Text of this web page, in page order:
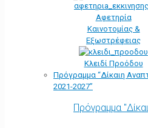
Αφετηρία
Kαινοτομίας &
Εξωστρέφειας
Κλειδί Προόδου
Πρόγραμμα “Δίκαιη
2021-2027”
Πρόγραμμα